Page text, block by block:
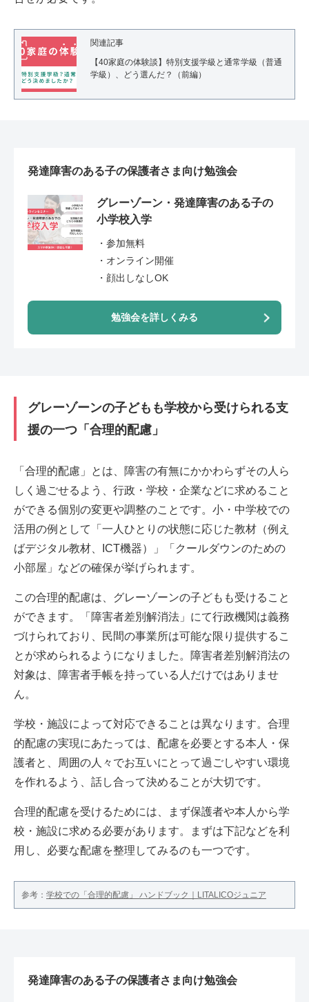
関連記事
【40家庭の体験談】特別支援学級と通常学級（普通
学級）、どう選んだ？（前編）
発達障害のある子の保護者さま向け勉強会
グレーゾーン・発達障害のある子の
小学校入学
・参加無料
・オンライン開催
・顔出しなしOK
勉強会を詳しくみる
グレーゾーンの子どもも学校から受けられる支
援の一つ「合理的配慮」
「合理的配慮」とは、障害の有無にかかわらずその人ら
しく過ごせるよう、行政・学校・企業などに求めること
ができる個別の変更や調整のことです。小・中学校での
活用の例として「一人ひとりの状態に応じた教材（例え
ばデジタル教材、ICT機器）」「クールダウンのための
小部屋」などの確保が挙げられます。
この合理的配慮は、グレーゾーンの子どもも受けること
ができます。「障害者差別解消法」にて行政機関は義務
づけられており、民間の事業所は可能な限り提供するこ
とが求められるようになりました。障害者差別解消法の
対象は、障害者手帳を持っている人だけではありませ
ん。
学校・施設によって対応できることは異なります。合理
的配慮の実現にあたっては、配慮を必要とする本人・保
護者と、周囲の人々でお互いにとって過ごしやすい環境
を作れるよう、話し合って決めることが大切です。
合理的配慮を受けるためには、まず保護者や本人から学
校・施設に求める必要があります。まずは下記などを利
用し、必要な配慮を整理してみるのも一つです。
参考： 学校での「合理的配慮」 ハンドブック｜LITALICOジュニア
発達障害のある子の保護者さま向け勉強会